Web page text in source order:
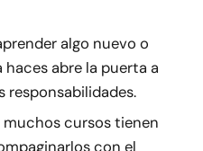
algo nuevo o
abre la puerta a
responsabilidades.
muchos cursos tienen
con el